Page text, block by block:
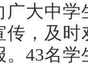
广大中
传，及
。43名